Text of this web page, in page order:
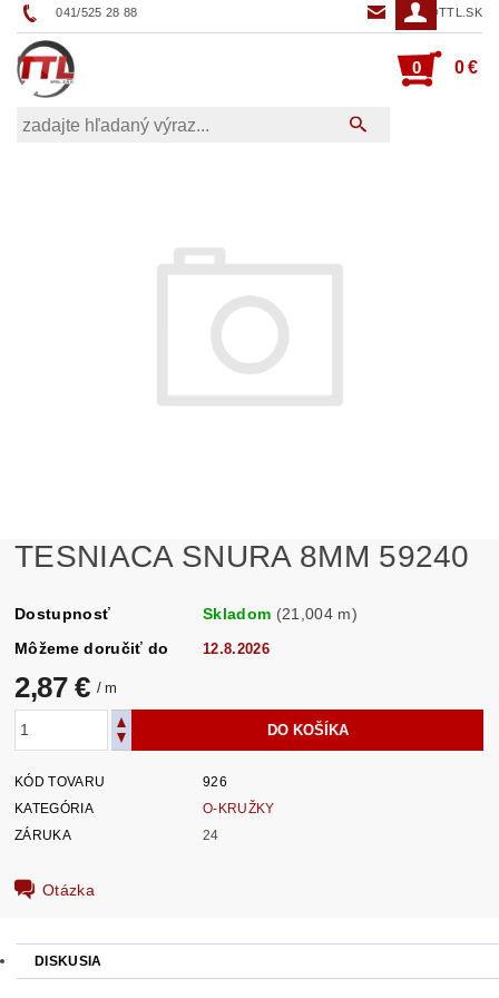
041/525 28 88 TTL@TTL.SK
0 0 €
TESNIACA SNURA 8MM 59240
Dostupnosť Skladom (21,004 m)
Môžeme doručiť do
12.8.2026
2,87 € / m
KÓD TOVARU
926
KATEGÓRIA
O-KRUŽKY
ZÁRUKA
24
Otázka
DISKUSIA